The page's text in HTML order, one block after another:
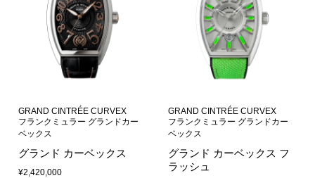
GRAND CINTRÉE CURVEX
フランクミュラー グランドカー
ベックス
グランド カーベックス
¥2,420,000
GRAND CINTRÉE CURVEX
フランクミュラー グランドカー
ベックス
グランド カーベックス フ
ラッシュ